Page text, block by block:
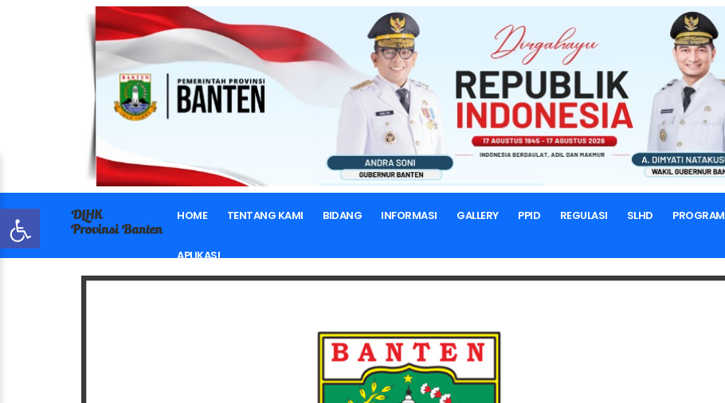
HOME TENTANG KAMI BIDANG INFORMASI GALLERY PPID REGULASI SLHD PROGRAM
APLIKASI
Renstra DLHK Tahun 2023-2026
BERANDA RENSTRA